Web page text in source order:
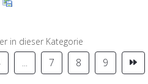
in dieser Kategorie
... 7 8 9